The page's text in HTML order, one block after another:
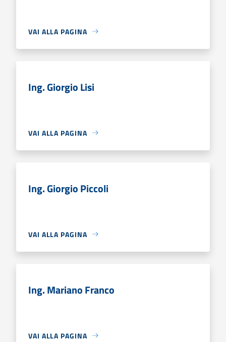
VAI ALLA PAGINA
Ing. Giorgio Lisi
VAI ALLA PAGINA
Ing. Giorgio Piccoli
VAI ALLA PAGINA
Ing. Mariano Franco
VAI ALLA PAGINA